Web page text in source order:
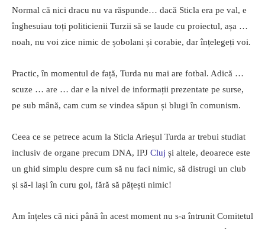
Normal că nici dracu nu va răspunde… dacă Sticla era pe val, e
înghesuiau toți politicienii Turzii să se laude cu proiectul, așa …
noah, nu voi zice nimic de șobolani și corabie, dar înțelegeți voi.
Practic, în momentul de față, Turda nu mai are fotbal. Adică …
scuze … are … dar e la nivel de informații prezentate pe surse,
pe sub mână, cam cum se vindea săpun și blugi în comunism.
Ceea ce se petrece acum la Sticla Arieșul Turda ar trebui studiat
inclusiv de organe precum DNA, IPJ Cluj și altele, deoarece este
un ghid simplu despre cum să nu faci nimic, să distrugi un club
și să-l lași în curu gol, fără să pățești nimic!
Am înțeles că nici până în acest moment nu s-a întrunit Comitetul